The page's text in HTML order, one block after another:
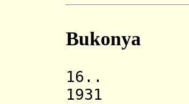
Bukonya
16..
1931